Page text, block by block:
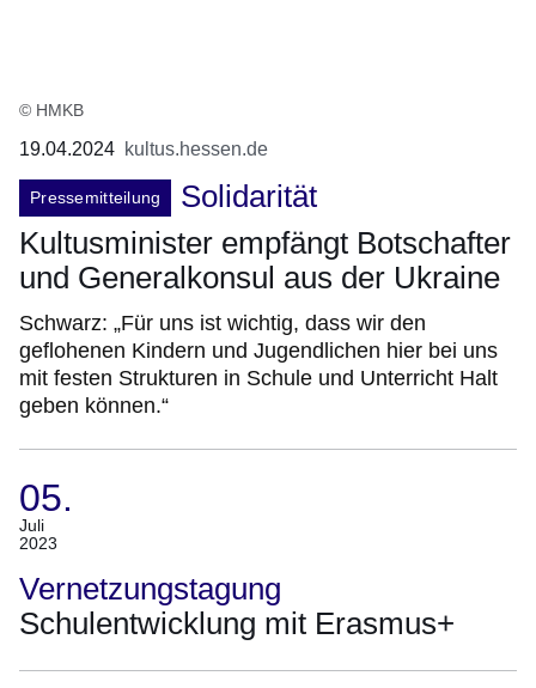
© HMKB
19.04.2024 kultus.hessen.de
Pressemitteilung
Solidarität
Kultusminister empfängt Botschafter
und Generalkonsul aus der Ukraine
Schwarz: „Für uns ist wichtig, dass wir den
geflohenen Kindern und Jugendlichen hier bei uns
mit festen Strukturen in Schule und Unterricht Halt
geben können.“
05.
Juli
2023
(Termin:
05.
Juli
2023)
Vernetzungstagung
Schulentwicklung mit Erasmus+